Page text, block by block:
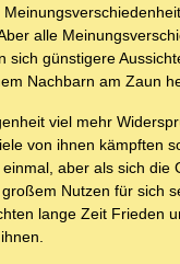
alle
sich günstigere
Nachbarn am Zaun
viel mehr
von ihnen kämpften
aber als sich die
Nutzen für sich
lange Zeit Frieden